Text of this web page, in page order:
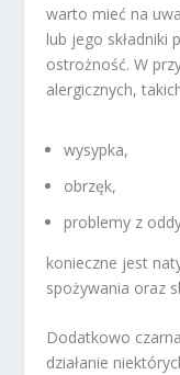
warto mieć na
lub jego składniki
ostrożność. W
alergicznych,
wysypka,
obrzęk,
problemy z
konieczne jest
spożywania oraz
Dodatkowo
działanie